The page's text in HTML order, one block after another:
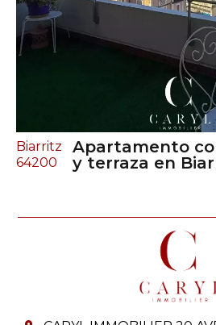
Biarritz
64200
Apartamento
y terraza en